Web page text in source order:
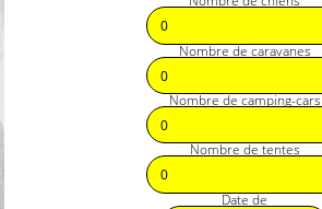
Nombre de caravanes
Nombre de camping-cars
Nombre de tentes
Date de